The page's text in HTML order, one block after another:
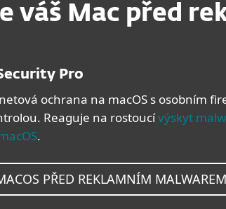
váš Mac před
Pro
ochrana na macOS s osobním
Reaguje na rostoucívýskyt
.
PŘED REKLAMNÍM MALWAREM